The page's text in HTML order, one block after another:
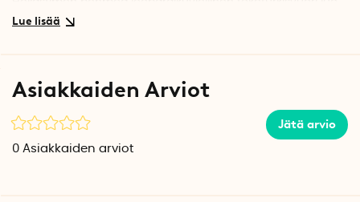
Heijastimen pehmeä leopardikuviollinen tekoturkisvuori luo
mukavan tunteen ja tuo samalla tyylikkään lisän asuun.
Väri: Valitse leopardikuvio tai vaaleanpunainen leopardikuvio
Leveys: 3,5 cm
Asiakkaiden Arviot
Jätä arvio
0 Asiakkaiden arviot